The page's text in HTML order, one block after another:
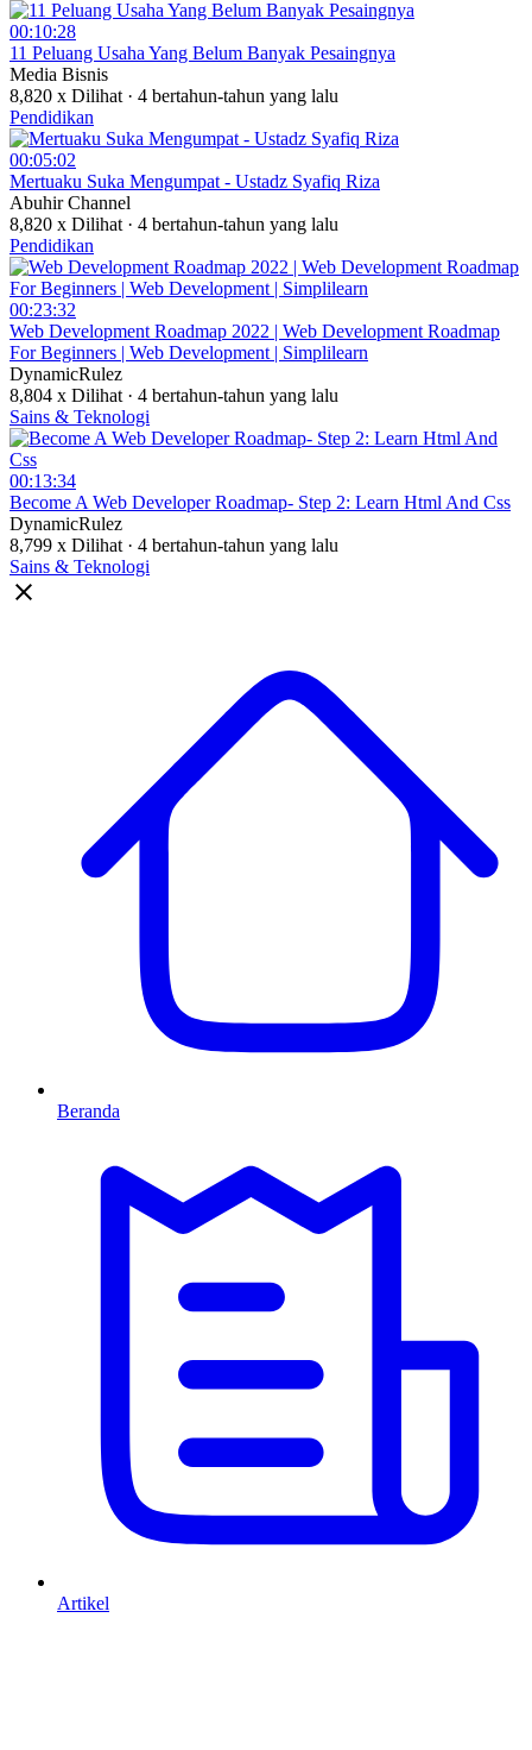
00:10:28
⁣11 Peluang Usaha Yang Belum Banyak Pesaingnya
Media Bisnis
8,820 x Dilihat · 4 bertahun-tahun yang lalu
Pendidikan
00:05:02
⁣Mertuaku Suka Mengumpat - Ustadz Syafiq Riza
Abuhir Channel
8,820 x Dilihat · 4 bertahun-tahun yang lalu
Pendidikan
00:23:32
⁣Web Development Roadmap 2022 | Web Development Roadmap
For Beginners | Web Development | Simplilearn
DynamicRulez
8,804 x Dilihat · 4 bertahun-tahun yang lalu
Sains & Teknologi
00:13:34
⁣Become A Web Developer Roadmap- Step 2: Learn Html And Css
DynamicRulez
8,799 x Dilihat · 4 bertahun-tahun yang lalu
Sains & Teknologi
Beranda
Artikel